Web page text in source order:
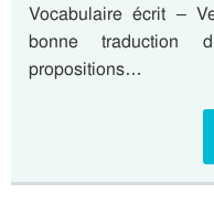
Vocabulaire écrit –
bonne traduction
propositions…